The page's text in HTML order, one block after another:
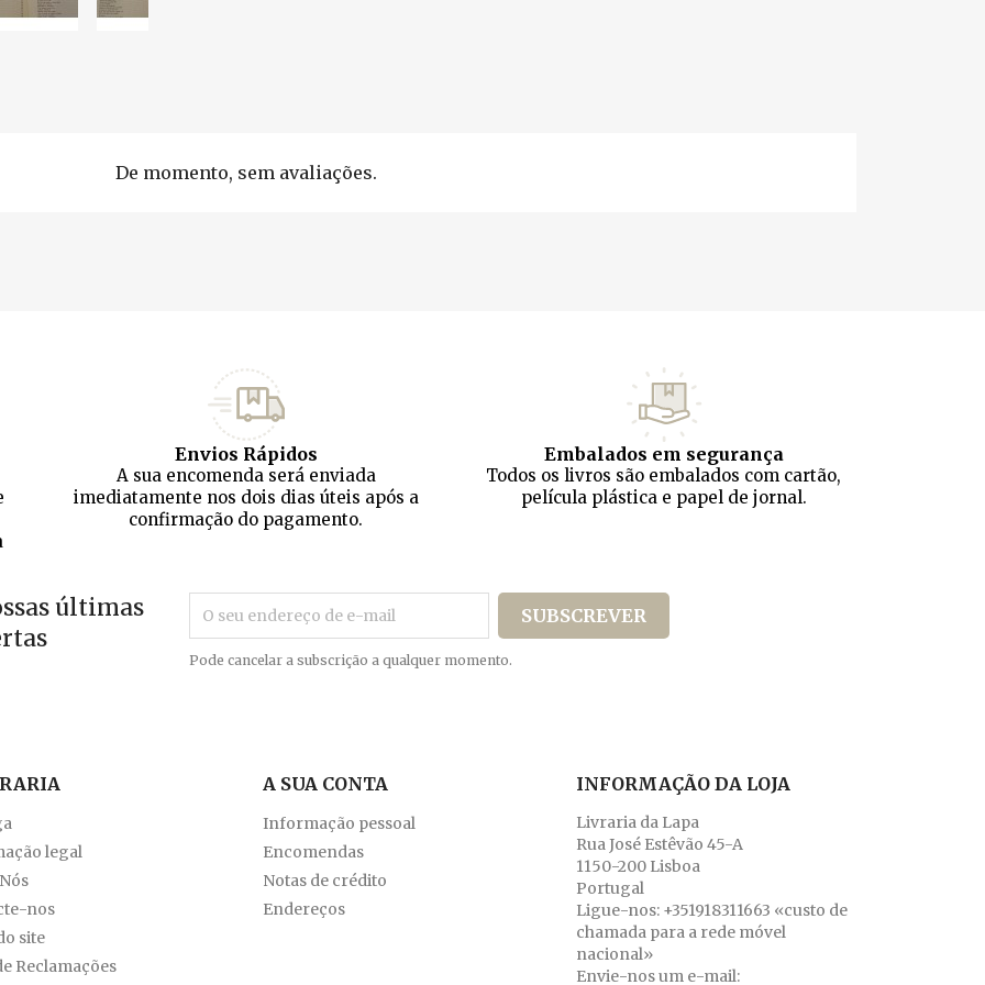
De momento, sem avaliações.
Envios Rápidos
A sua encomenda será enviada
imediatamente nos dois dias úteis após a
confirmação do pagamento.
Embalados em segurança
Todos os livros são embalados com cartão,
película plástica e papel de jornal.
últimas
Pode cancelar a subscrição a qualquer momento.
legal
nos
site
Reclamações
A SUA CONTA
Informação pessoal
Encomendas
Notas de crédito
Endereços
INFORMAÇÃO DA LOJA
Livraria da Lapa
Rua José Estêvão 45-A
1150-200 Lisboa
Portugal
Ligue-nos: +351918311663 «custo de
chamada para a rede móvel
nacional»
Envie-nos um e-mail: